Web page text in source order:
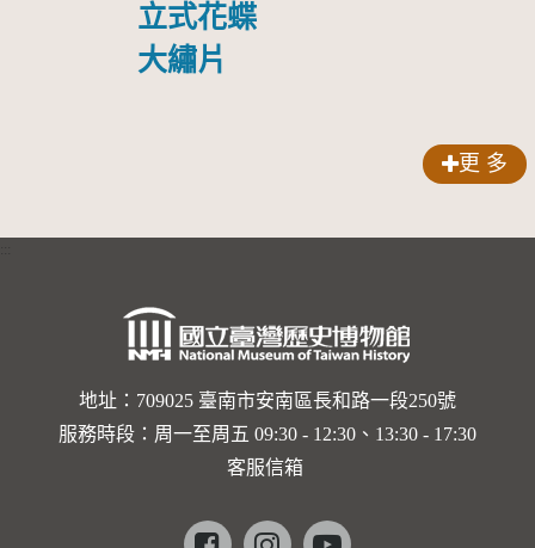
立式花蝶
大繡片
更 多
地址：709025 臺南市安南區長和路一段250號
服務時段：周一至周五 09:30 - 12:30、13:30 - 17:30
客服信箱
Facebookinstagramyoutube